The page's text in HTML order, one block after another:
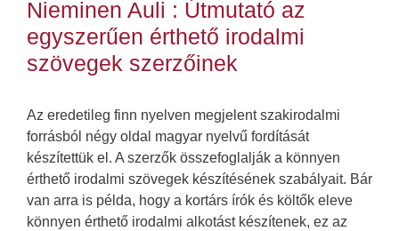
Nieminen Auli : Útmutató az
egyszerűen érthető irodalmi
szövegek szerzőinek
Az eredetileg finn nyelven megjelent szakirodalmi
forrásból négy oldal magyar nyelvű fordítását
készítettük el. A szerzők összefoglalják a könnyen
érthető irodalmi szövegek készítésének szabályait. Bár
van arra is példa, hogy a kortárs írók és költők eleve
könnyen érthető irodalmi alkotást készítenek, ez az